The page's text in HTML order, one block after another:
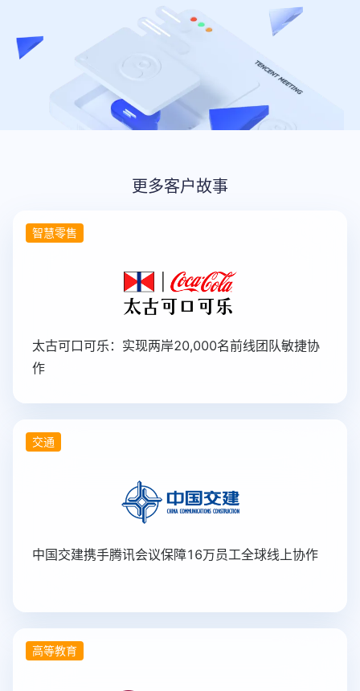
更多客户故事
智慧零售
太古可口可乐：实现两岸20,000名前线团队敏捷协
作
交通
中国交建携手腾讯会议保障16万员工全球线上协作
高等教育